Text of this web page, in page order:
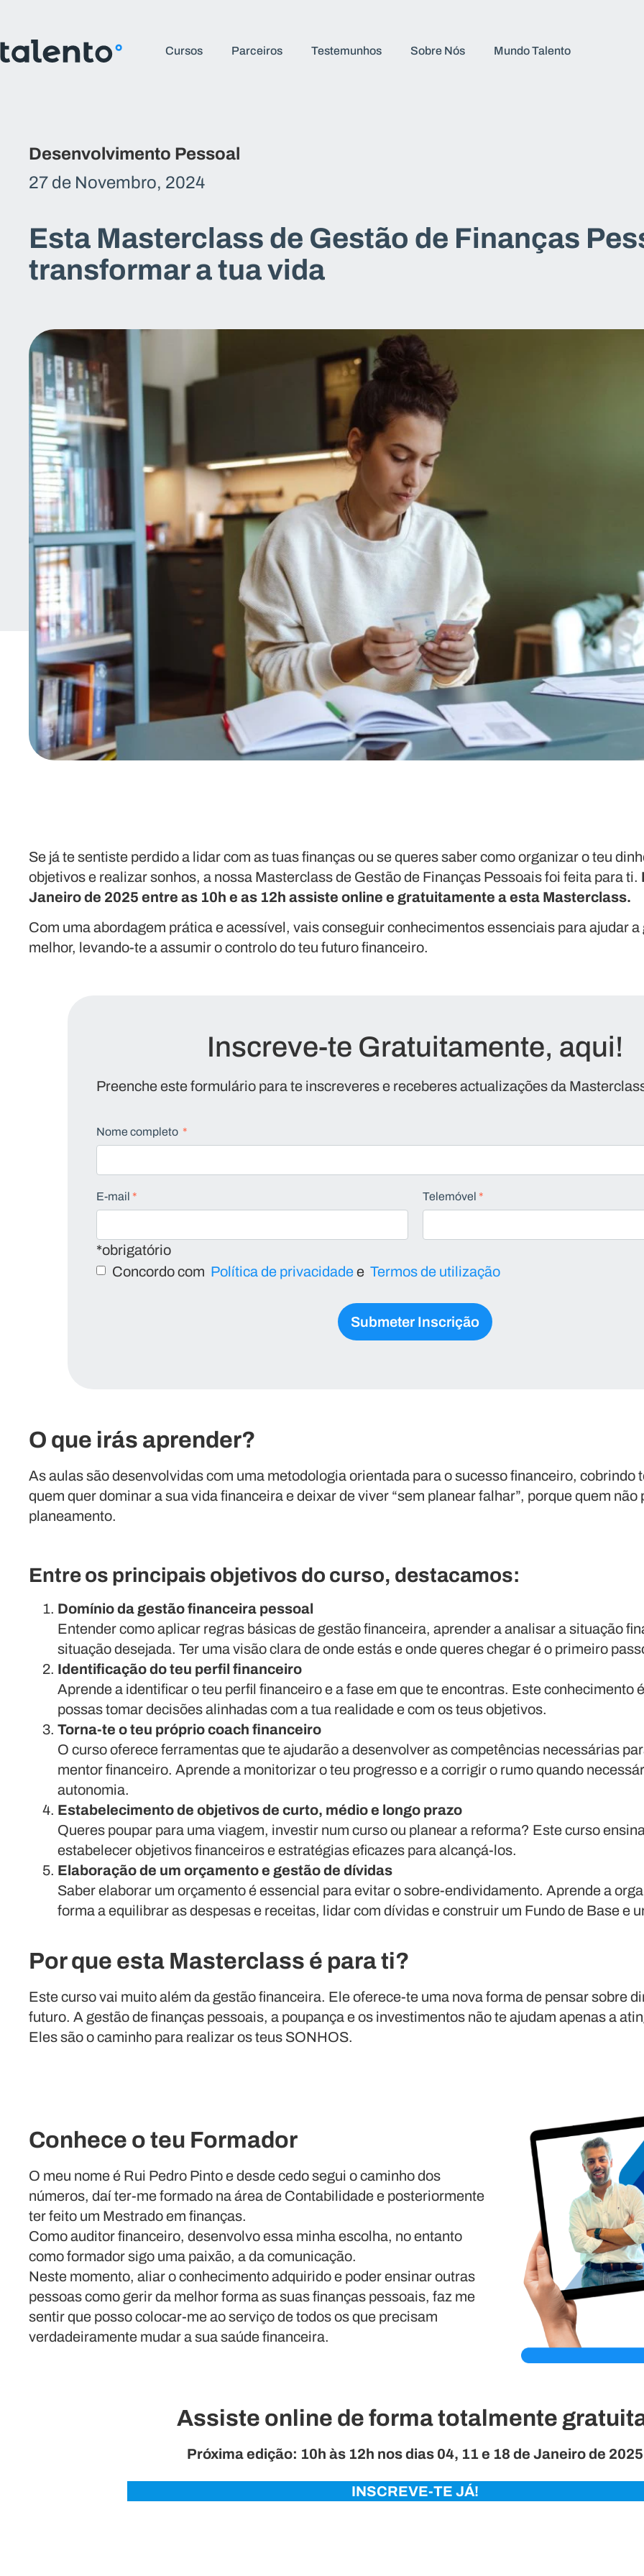
Cursos Parceiros Testemunhos Sobre Nós Mundo Talento
Desenvolvimento Pessoal
27 de Novembro, 2024
Esta Masterclass de Gestão de Finanças
transformar a tua vida
Se já te sentiste perdido a lidar com as tuas finanças ou se queres saber como organizar o teu
objetivos e realizar sonhos, a nossa Masterclass de Gestão de Finanças Pessoais foi feita para ti.
Janeiro de 2025 entre as 10h e as 12h assiste online e gratuitamente a esta Masterclass.
Com uma abordagem prática e acessível, vais conseguir conhecimentos essenciais para ajudar
melhor, levando-te a assumir o controlo do teu futuro financeiro.
Inscreve-te Gratuitamente, aqui!
Preenche este formulário para te inscreveres e receberes actualizações da
Nome completo *
E-mail * Telemóvel *
*obrigatório
Concordo com Política de privacidadee Termos de utilização
O que irás aprender?
As aulas são desenvolvidas com uma metodologia orientada para o sucesso financeiro, cobrindo
quem quer dominar a sua vida financeira e deixar de viver “sem planear falhar”, porque quem
planeamento.
Entre os principais objetivos do curso, destacamos:
Domínio da gestão financeira pessoal
Entender como aplicar regras básicas de gestão financeira, aprender a analisar a situação
situação desejada. Ter uma visão clara de onde estás e onde queres chegar é o primeiro
Identificação do teu perfil financeiro
Aprende a identificar o teu perfil financeiro e a fase em que te encontras. Este conhecimento
possas tomar decisões alinhadas com a tua realidade e com os teus objetivos.
Torna-te o teu próprio coach financeiro
O curso oferece ferramentas que te ajudarão a desenvolver as competências necessárias
mentor financeiro. Aprende a monitorizar o teu progresso e a corrigir o rumo quando
autonomia.
Estabelecimento de objetivos de curto, médio e longo prazo
Queres poupar para uma viagem, investir num curso ou planear a reforma? Este curso
estabelecer objetivos financeiros e estratégias eficazes para alcançá-los.
Elaboração de um orçamento e gestão de dívidas
Saber elaborar um orçamento é essencial para evitar o sobre-endividamento. Aprende a
forma a equilibrar as despesas e receitas, lidar com dívidas e construir um Fundo de Base e
Por que esta Masterclass é para ti?
Este curso vai muito além da gestão financeira. Ele oferece-te uma nova forma de pensar sobre
futuro. A gestão de finanças pessoais, a poupança e os investimentos não te ajudam apenas a
Eles são o caminho para realizar os teus SONHOS.
Conhece o teu Formador
O meu nome é Rui Pedro Pinto e desde cedo segui o caminho dos
números, daí ter-me formado na área de Contabilidade e posteriormente
ter feito um Mestrado em finanças.
Como auditor financeiro, desenvolvo essa minha escolha, no entanto
como formador sigo uma paixão, a da comunicação.
Neste momento, aliar o conhecimento adquirido e poder ensinar outras
pessoas como gerir da melhor forma as suas finanças pessoais, faz me
sentir que posso colocar-me ao serviço de todos os que precisam
verdadeiramente mudar a sua saúde financeira.
Assiste online de forma totalmente
Próxima edição: 10h às 12h nos dias 04, 11 e 18 de Janeiro de 2025
INSCREVE-TE JÁ!